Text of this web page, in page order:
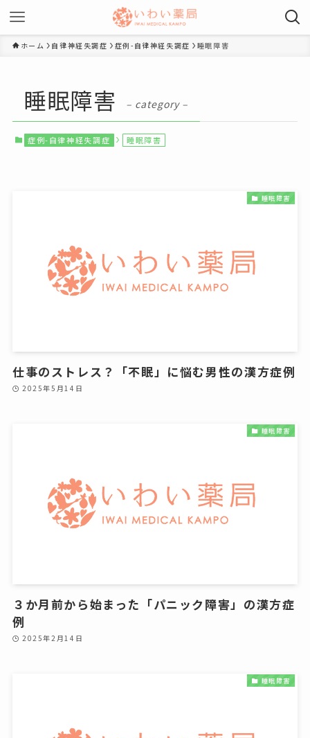
ホーム 自律神経失調症 症例-自律神経失調症 睡眠障害
睡眠障害 – category –
症例-自律神経失調症 睡眠障害
睡眠障害
仕事のストレス？「不眠」に悩む男性の漢方症例
2025年5月14日
睡眠障害
３か月前から始まった「パニック障害」の漢方症
例
2025年2月14日
睡眠障害